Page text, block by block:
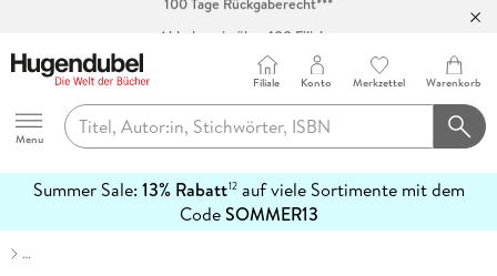
Abholung in über 100 Filialen
Hugendubel
Menu
Filiale Konto Merkzettel Warenkorb
Summer Sale: 13% Rabatt12auf viele Sortimente mit dem
CodeSOMMER13
erfahren
…